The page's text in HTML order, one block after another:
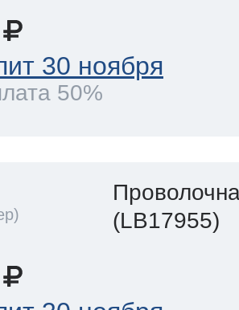
30 ноября
50%
(LB17955)